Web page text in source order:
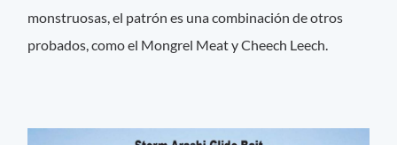
monstruosas, el patrón es una combinación de otros
probados, como el Mongrel Meat y Cheech Leech.